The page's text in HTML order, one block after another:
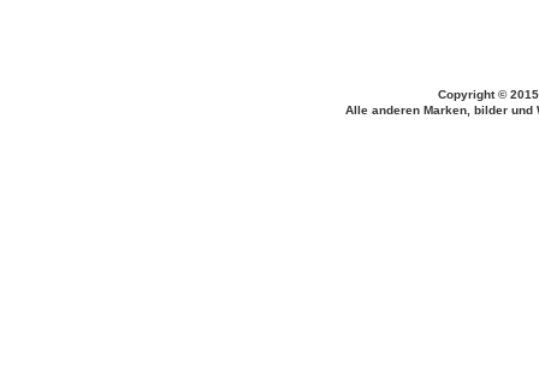
Copyright ©
Alle anderen Marken, bilder und